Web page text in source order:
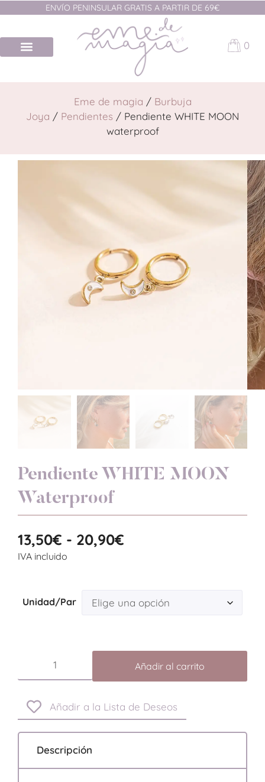
ENVÍO PENINSULAR GRATIS A PARTIR DE 69€
0
Eme de magia / Burbuja
Joya / Pendientes / Pendiente WHITE MOON
waterproof
Pendiente WHITE MOON
Waterproof
13,50€ - 20,90€
IVA incluido
Unidad/Par
Añadir al carrito
Añadir a la Lista de Deseos
Descripción